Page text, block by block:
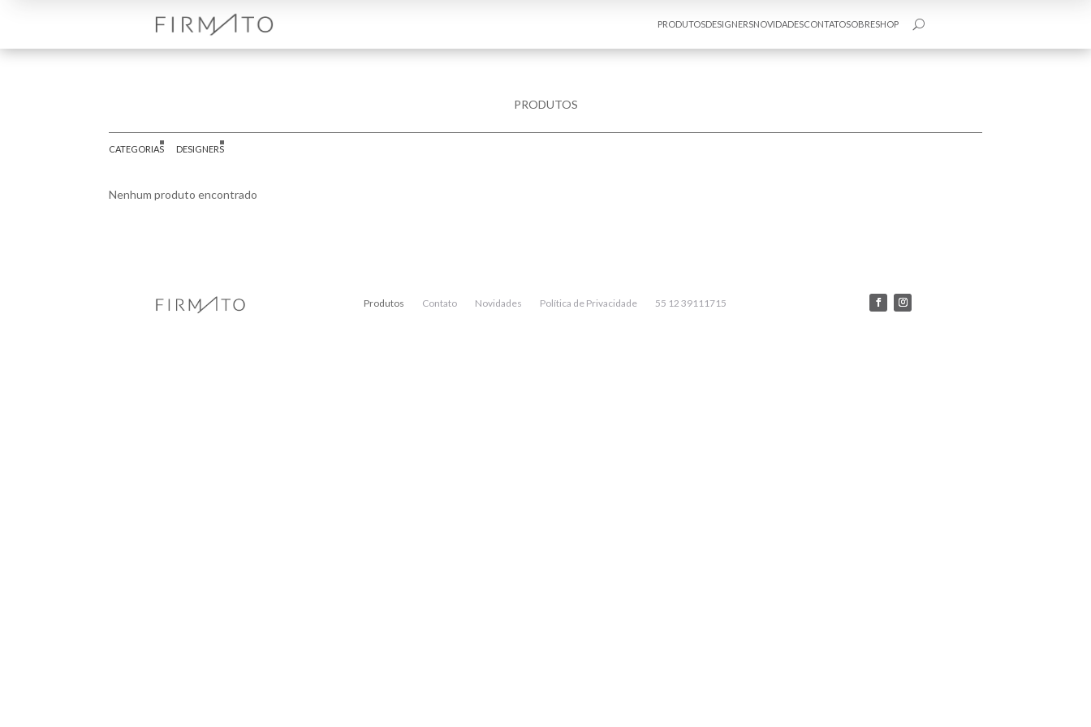
PRODUTOSDESIGNERSNOVIDADESCONTATOSOBRESHOP U
PRODUTOS
CATEGORIAS DESIGNERS
Nenhum produto encontrado
Produtos Contato Novidades Política de Privacidade 55 12 39111715